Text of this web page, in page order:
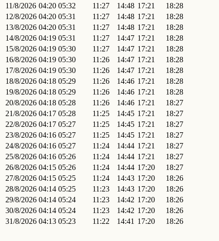
11/8/2026 04:20 05:32 11:27 14:48 17:21
18:28
12/8/2026 04:20 05:31 11:27 14:48 17:21
18:28
13/8/2026 04:20 05:31 11:27 14:48 17:21
18:28
14/8/2026 04:19 05:31 11:27 14:47 17:21
18:28
15/8/2026 04:19 05:30 11:27 14:47 17:21
18:28
16/8/2026 04:19 05:30 11:26 14:47 17:21
18:28
17/8/2026 04:19 05:30 11:26 14:47 17:21
18:28
18/8/2026 04:18 05:29 11:26 14:46 17:21
18:28
19/8/2026 04:18 05:29 11:26 14:46 17:21
18:28
20/8/2026 04:18 05:28 11:26 14:46 17:21
18:27
21/8/2026 04:17 05:28 11:25 14:45 17:21
18:27
22/8/2026 04:17 05:27 11:25 14:45 17:21
18:27
23/8/2026 04:16 05:27 11:25 14:45 17:21
18:27
24/8/2026 04:16 05:27 11:24 14:44 17:21
18:27
25/8/2026 04:16 05:26 11:24 14:44 17:21
18:27
26/8/2026 04:15 05:26 11:24 14:44 17:20
18:27
27/8/2026 04:15 05:25 11:24 14:43 17:20
18:26
28/8/2026 04:14 05:25 11:23 14:43 17:20
18:26
29/8/2026 04:14 05:24 11:23 14:42 17:20
18:26
30/8/2026 04:14 05:24 11:23 14:42 17:20
18:26
31/8/2026 04:13 05:23 11:22 14:41 17:20 18:26